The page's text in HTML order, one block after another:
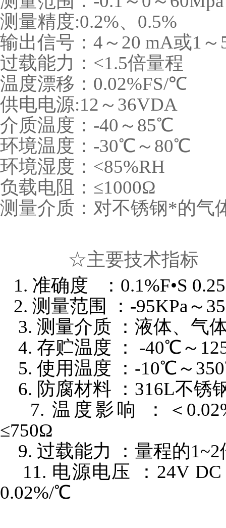
测量精度:0.2%、0.5%
输出信号：4～20 mA或1～
过载能力：<1.5倍量程
温度漂移：0.02%FS/℃
供电电源:12～36VDA
介质温度：-40～85℃
环境温度：-30℃～80℃
环境湿度：<85%RH
负载电阻：≤1000Ω
测量介质：对不锈钢*的气
☆主要技术指标
1. 准确度 ：0.1%F•S
2. 测量范围 ：-95KPa～
3. 测量介质 ：液体、气
4. 存贮温度 ： -40℃～
5. 使用温度 ：-10℃～
6. 防腐材料 ：316L不锈
7. 温度影响 ：＜
≤750Ω
9. 过载能力 ：量程的
11. 电源电压 ：24V
0.02%/℃